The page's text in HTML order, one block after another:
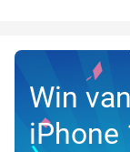
Win
iPhone